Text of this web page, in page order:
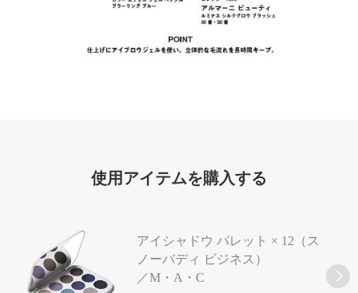
使用アイテムを購入する
アイシャドウ パレット × 12（ス
ノーバディ ビジネス）
／M・A・C